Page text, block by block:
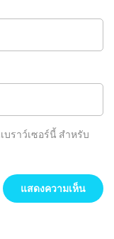
ราว์เซอร์นี้ สำหรับ